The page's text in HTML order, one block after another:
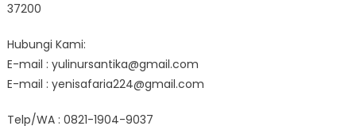
37200
Hubungi Kami:
E-mail : yulinursantika@gmail.com
E-mail : yenisafaria224@gmail.com
Telp/WA : 0821-1904-9037